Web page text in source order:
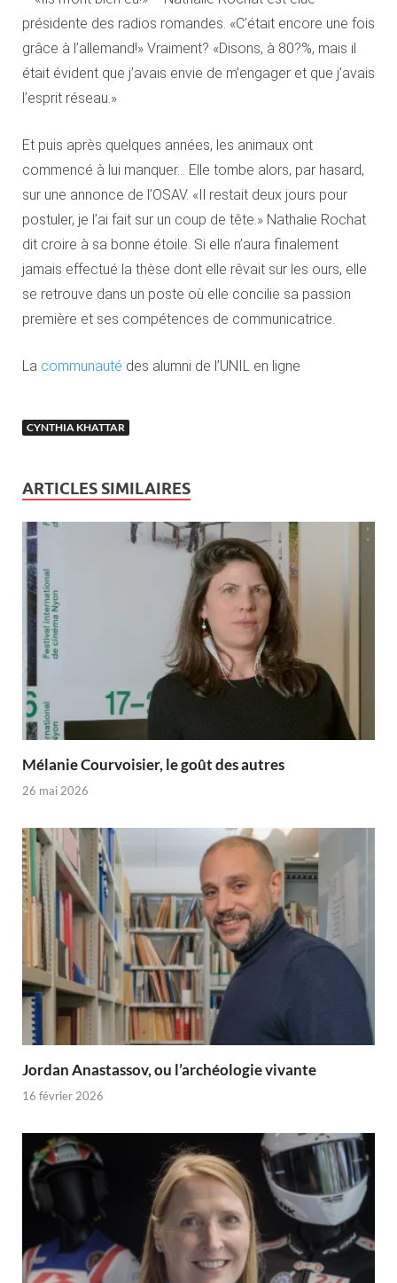
présidente des radios romandes. «C’était encore une fois
grâce à l’allemand!» Vraiment? «Disons, à 80?%, mais il
était évident que j’avais envie de m’engager et que j’avais
l’esprit réseau.»
Et puis après quelques années, les animaux ont
commencé à lui manquer… Elle tombe alors, par hasard,
sur une annonce de l’OSAV. «Il restait deux jours pour
postuler, je l’ai fait sur un coup de tête.» Nathalie Rochat
dit croire à sa bonne étoile. Si elle n’aura finalement
jamais effectué la thèse dont elle rêvait sur les ours, elle
se retrouve dans un poste où elle concilie sa passion
première et ses compétences de communicatrice.
La communauté des alumni de l’UNIL en ligne
CYNTHIA KHATTAR
ARTICLES SIMILAIRES
Mélanie Courvoisier, le goût des autres
26 mai 2026
Jordan Anastassov, ou l’archéologie vivante
16 février 2026